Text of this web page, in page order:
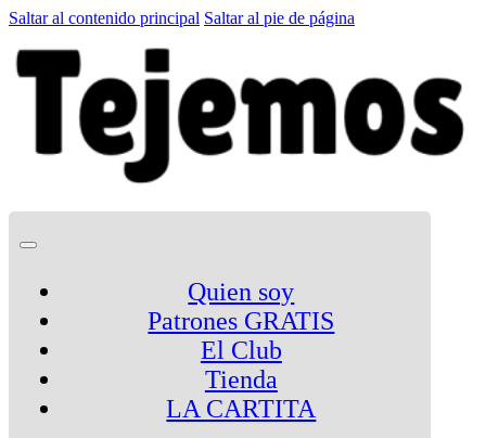
Saltar al contenido principal Saltar al pie de página
Quien soy
Patrones GRATIS
El Club
Tienda
LA CARTITA